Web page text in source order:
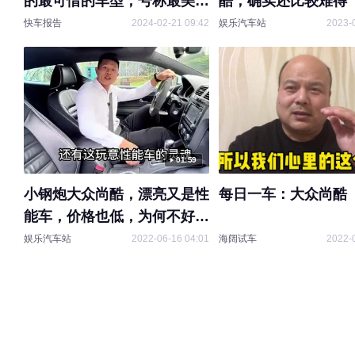
门轿跑！
快车报告 2024-02-21 09:42 娱乐汽车站 2023-
01:59
小钢炮大众尚酷，漂亮又是性
能车，价格也低，为何不好卖
呢
娱乐汽车站 2022-06-16 04:01
每日一车：大众尚酷
海阔试车 2022-